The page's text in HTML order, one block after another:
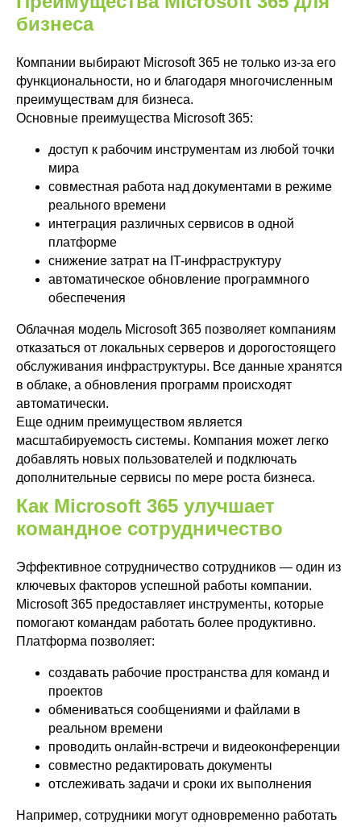
бизнеса
Компании выбирают Microsoft 365 не только из-за его
функциональности, но и благодаря многочисленным
преимуществам для бизнеса.
Основные преимущества Microsoft 365:
доступ к рабочим инструментам из любой точки
мира
совместная работа над документами в режиме
реального времени
интеграция различных сервисов в одной
платформе
снижение затрат на IT-инфраструктуру
автоматическое обновление программного
обеспечения
Облачная модель Microsoft 365 позволяет компаниям
отказаться от локальных серверов и дорогостоящего
обслуживания инфраструктуры. Все данные хранятся
в облаке, а обновления программ происходят
автоматически.
Еще одним преимуществом является
масштабируемость системы. Компания может легко
добавлять новых пользователей и подключать
дополнительные сервисы по мере роста бизнеса.
Как Microsoft 365 улучшает
командное сотрудничество
Эффективное сотрудничество сотрудников — один из
ключевых факторов успешной работы компании.
Microsoft 365 предоставляет инструменты, которые
помогают командам работать более продуктивно.
Платформа позволяет:
создавать рабочие пространства для команд и
проектов
обмениваться сообщениями и файлами в
реальном времени
проводить онлайн-встречи и видеоконференции
совместно редактировать документы
отслеживать задачи и сроки их выполнения
Например, сотрудники могут одновременно работать